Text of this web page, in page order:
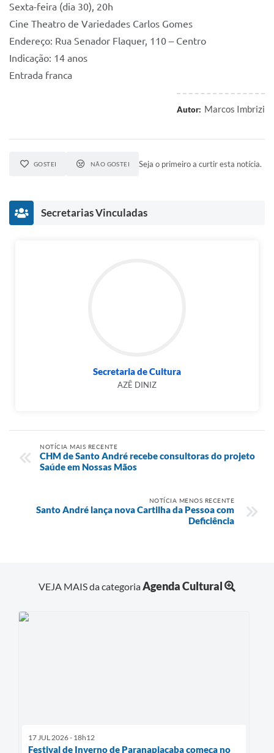
Sexta-feira (dia 30), 20h
Cine Theatro de Variedades Carlos Gomes
Endereço: Rua Senador Flaquer, 110 – Centro
Indicação: 14 anos
Entrada franca
Autor: Marcos Imbrizi
GOSTEI NÃO GOSTEI Seja o primeiro a curtir esta notícia.
Secretarias Vinculadas
Secretaria de Cultura
AZÊ DINIZ
NOTÍCIA MAIS RECENTE
CHM de Santo André recebe consultoras do projeto
Saúde em Nossas Mãos
NOTÍCIA MENOS RECENTE
Santo André lança nova Cartilha da Pessoa com
Deficiência
VEJA MAIS da categoriaAgenda Cultural
17 JUL 2026 - 18h12
Festival de Inverno de Paranapiacaba começa no